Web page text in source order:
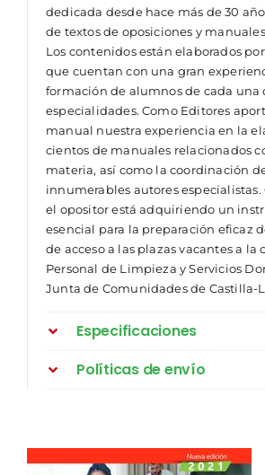
dedicada desde hace más de 30
de textos de oposiciones y
Los contenidos están elaborados
que cuentan con una gran
formación de alumnos de cada una
especialidades. Como Editores
manual nuestra experiencia en la
cientos de manuales relacionados
materia, así como la coordinación
innumerables autores especialistas.
el opositor está adquiriendo un
esencial para la preparación eficaz
de acceso a las plazas vacantes a la
Personal de Limpieza y Servicios
Junta de Comunidades de Castilla-
Especificaciones
Políticas de envío